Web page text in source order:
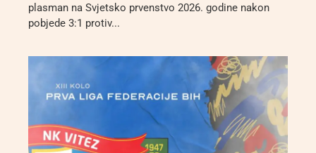
plasman na Svjetsko prvenstvo 2026. godine nakon
pobjede 3:1 protiv...